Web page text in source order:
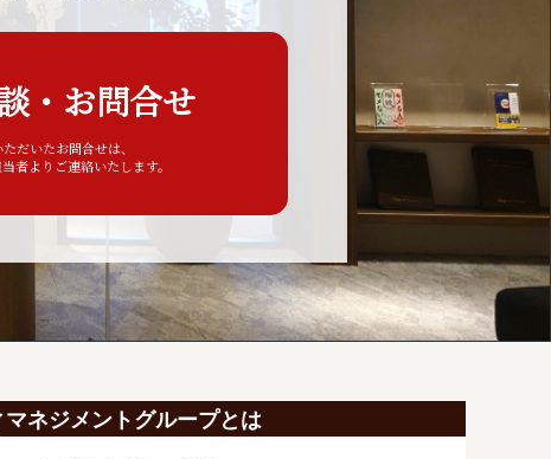
・お問合せ
だいたお問合せは、
者よりご連絡いたします。
マネジメントグループとは